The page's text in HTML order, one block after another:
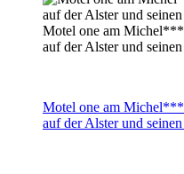
Motel one am
auf der Alster und
Motel one am
auf der Alster und